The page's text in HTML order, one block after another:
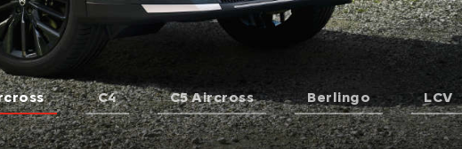
С4 С5 Aircross Berlingo LCV